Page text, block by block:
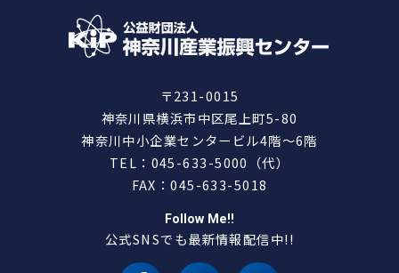
〒231-0015
神奈川県横浜市中区尾上町5-80
神奈川中小企業センタービル4階～6階
TEL：045-633-5000（代）
FAX：045-633-5018
Follow Me!!
公式SNSでも最新情報配信中!!